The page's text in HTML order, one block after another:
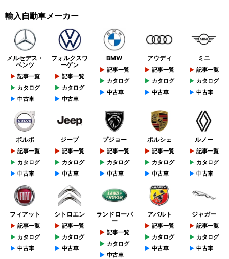
輸入自動車メーカー
メルセデス・
ベンツ
記事一覧
カタログ
中古車
フォルクスワ
ーゲン
記事一覧
カタログ
中古車
BMW
記事一覧
カタログ
中古車
アウディ
記事一覧
カタログ
中古車
ミニ
記事一覧
カタログ
中古車
ボルボ
記事一覧
カタログ
中古車
ジープ
記事一覧
カタログ
中古車
プジョー
記事一覧
カタログ
中古車
ポルシェ
記事一覧
カタログ
中古車
ルノー
記事一覧
カタログ
中古車
フィアット
記事一覧
カタログ
中古車
シトロエン
記事一覧
カタログ
中古車
ランドローバ
ー
記事一覧
カタログ
中古車
アバルト
記事一覧
カタログ
中古車
ジャガー
記事一覧
カタログ
中古車